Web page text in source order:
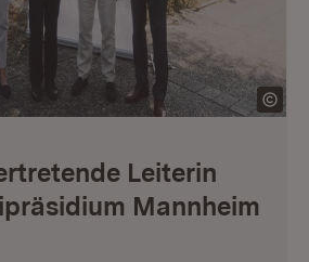
Leiterin
Mannheim